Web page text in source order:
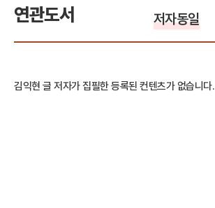
연관도서 저자동일
김익현 글 저자가 집필한 등록된 컨텐츠가 없습니다.